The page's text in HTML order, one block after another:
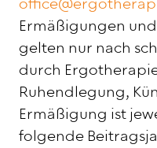
Ermäßigungen
gelten nur nach
durch
Ruhendlegung,
Ermäßigung ist
folgende